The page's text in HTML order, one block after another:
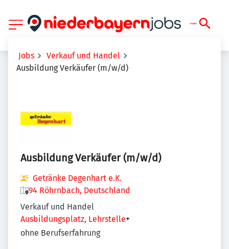
Jobs
Verkauf und Handel
Ausbildung Verkäufer (m/w/d)
Ausbildung Verkäufer (m/w/d)
Getränke Degenhart e.K.
94 Röhrnbach, Deutschland
Verkauf und Handel
Ausbildungsplatz, Lehrstelle+
ohne Berufserfahrung